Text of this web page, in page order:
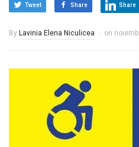
Tweet Share Share
By Lavinia Elena Niculicea on